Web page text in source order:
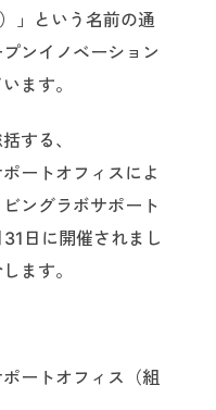
」という名前の通
ンイノベーション
ます。
する、
ートオフィスによ
ングラボサポート
日に開催されまし
ます。
ートオフィス（組